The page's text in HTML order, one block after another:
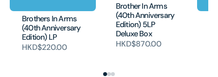
Brothers In Arms
(40th Anniversary
Edition) LP
HKD$220.00
Brother In Arms
(40th Anniversary
Edition) 5LP
Deluxe Box
HKD$870.00